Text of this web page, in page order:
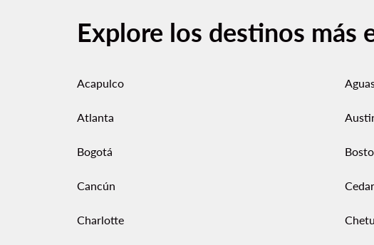
Explore los destinos más
Acapulco
Atlanta
Bogotá
Cancún
Charlotte